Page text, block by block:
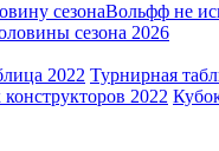
сезонаВольфф не
сезона 2026
2022 Турнирная
2022